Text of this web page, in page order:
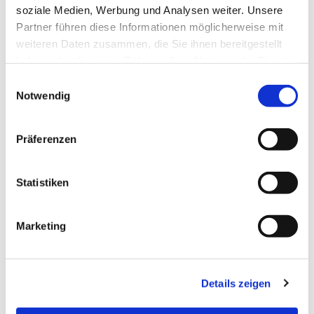
soziale Medien, Werbung und Analysen weiter. Unsere
Partner führen diese Informationen möglicherweise mit
weiteren Daten zusammen, die Sie ihnen bereitgestellt
Notwendig
Präferenzen
Statistiken
Marketing
Details zeigen
Dies könnte Sie auch
interessieren